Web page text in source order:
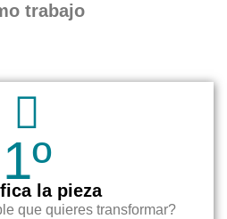
trabajo
1ºla pieza
que quieres transformar?